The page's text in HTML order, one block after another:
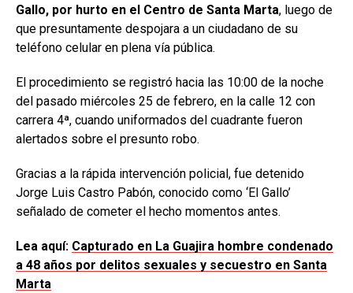
Gallo, por hurto en el Centro de Santa Marta, luego de
que presuntamente despojara a un ciudadano de su
teléfono celular en plena vía pública.
El procedimiento se registró hacia las 10:00 de la noche
del pasado miércoles 25 de febrero, en la calle 12 con
carrera 4ª, cuando uniformados del cuadrante fueron
alertados sobre el presunto robo.
Gracias a la rápida intervención policial, fue detenido
Jorge Luis Castro Pabón, conocido como ‘El Gallo’
señalado de cometer el hecho momentos antes.
Lea aquí: Capturado en La Guajira hombre condenado
a 48 años por delitos sexuales y secuestro en Santa
Marta